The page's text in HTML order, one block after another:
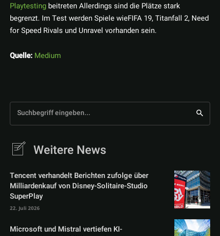
Playtesting beitreten Allerdings sind die Plätze stark
begrenzt. Im Test werden Spiele wieFIFA 19, Titanfall 2, Need
for Speed Rivals und Unravel vorhanden sein.
Quelle: Medium
Suchbegriff eingeben...
Weitere News
Tencent verhandelt Berichten zufolge über
Milliardenkauf von Disney-Solitaire-Studio
SuperPlay
22. Juli 2026
Microsoft und Mistral vertiefen KI-